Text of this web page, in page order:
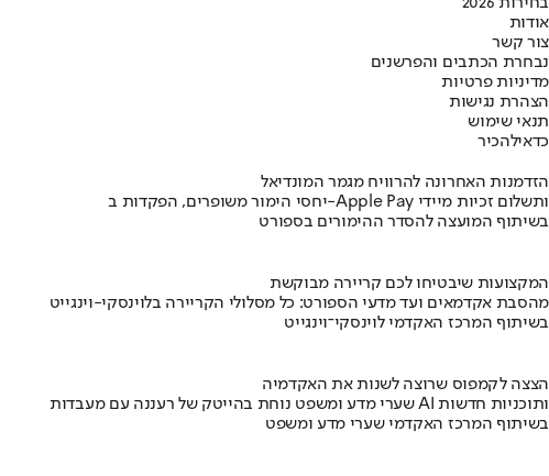
אודות
צור קשר
נבחרת הכתבים והפרשנים
מדיניות פרטיות
הצהרת נגישות
תנאי שימוש
כדאילהכיר
הזדמנות האחרונה להרוויח מגמר המונדיאל
יחסי הימור משופרים, הפקדות ב-Apple Pay ותשלום זכיות מיידי
בשיתוף המועצה להסדר ההימורים בספורט
המקצועות שיבטיחו לכם קריירה מבוקשת
מהסבת אקדמאים ועד מדעי הספורט: כל מסלולי הקריירה בלוינסקי-וינגייט
בשיתוף המרכז האקדמי לוינסקי־וינגייט
הצצה לקמפוס שרוצה לשנות את האקדמיה
שערי מדע ומשפט נוחת בהייטק של רעננה עם מעבדות AI ותוכניות חדשות
בשיתוף המרכז האקדמי שערי מדע ומשפט